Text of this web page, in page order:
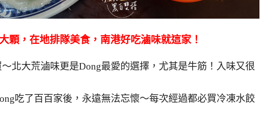
顆，在地排隊美食，南港好吃滷味就這家！
北大荒滷味更是Dong最愛的選擇，尤其是牛筋！入味又很
吃了百百家後，永遠無法忘懷～每次經過都必買冷凍水餃